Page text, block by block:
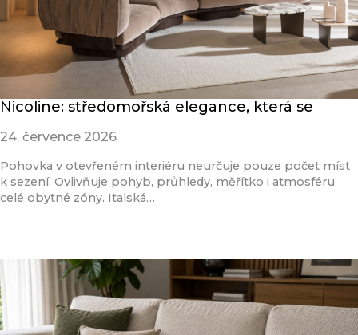
Nicoline: středomořská elegance, která se
24. července 2026
Pohovka v otevřeném interiéru neurčuje pouze počet míst
k sezení. Ovlivňuje pohyb, průhledy, měřítko i atmosféru
celé obytné zóny. Italská…